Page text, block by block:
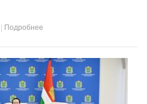
Подробнее